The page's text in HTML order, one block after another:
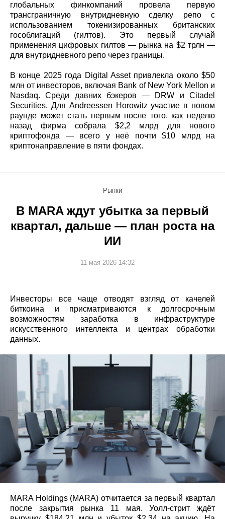
глобальных финкомпаний провела первую
трансграничную внутридневную сделку репо с
использованием токенизированных британских
гособлигаций (гилтов). Это первый случай
применения цифровых гилтов — рынка на $2 трлн —
для внутридневного репо через границы.
В конце 2025 года Digital Asset привлекла около $50
млн от инвесторов, включая Bank of New York Mellon и
Nasdaq. Среди давних бэкеров — DRW и Citadel
Securities. Для Andreessen Horowitz участие в новом
раунде может стать первым после того, как неделю
назад фирма собрала $2,2 млрд для нового
криптофонда — всего у неё почти $10 млрд на
криптонаправление в пяти фондах.
Рынки
В MARA ждут убытка за первый
квартал, дальше — план роста на
ИИ
11 мая 2026 14:32
Инвесторы все чаще отводят взгляд от качелей
биткоина и присматриваются к долгосрочным
возможностям заработка в инфраструктуре
искусственного интеллекта и центрах обработки
данных.
MARA Holdings (MARA) отчитается за первый квартал
после закрытия рынка 11 мая. Уолл-стрит ждёт